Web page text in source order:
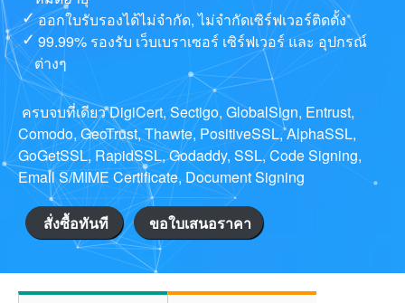
ออกใบรับรองได้ไม่จำกัด, ไม่จำกัดเซิร์ฟเวอร์ติดตั้ง
99.99% รองรับ เว็บเบราเซอร์ เซิร์ฟเวอร์ และ อุปกรณ์
ต่างๆ
ครบจบที่เดียว DigiCert, Sectigo, GlobalSign, Entrust,
Comodo, GeoTrust, Thawte, PositiveSSL, AlphaSSL,
GoGetSSL, RapidSSL, Godaddy, SSL, Code Signing,
Email S/MIME Certificate, Document Signing
สั่งซื้อทันที ขอใบเสนอราคา